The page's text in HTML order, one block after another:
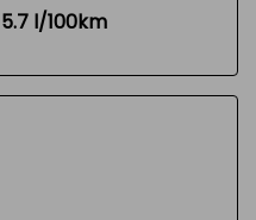
5.7 l/100km